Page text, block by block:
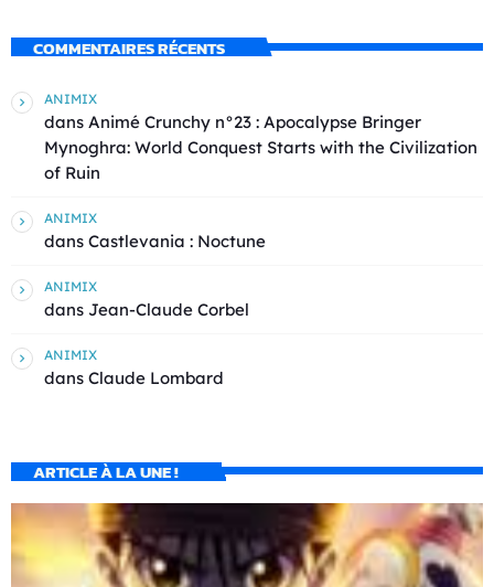
COMMENTAIRES RÉCENTS
ANIMIX
dans Animé Crunchy n°23 : Apocalypse Bringer
Mynoghra: World Conquest Starts with the Civilization
of Ruin
ANIMIX
dans Castlevania : Noctune
ANIMIX
dans Jean-Claude Corbel
ANIMIX
dans Claude Lombard
ARTICLE À LA UNE !